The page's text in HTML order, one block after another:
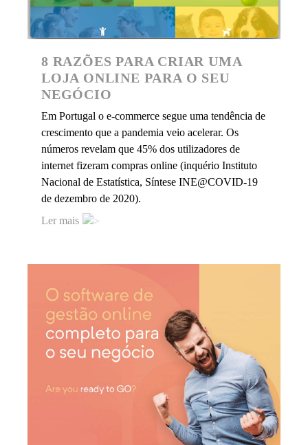
8 RAZÕES PARA CRIAR UMA
LOJA ONLINE PARA O SEU
NEGÓCIO
Em Portugal o e-commerce segue uma tendência de
crescimento que a pandemia veio acelerar. Os
números revelam que 45% dos utilizadores de
internet fizeram compras online (inquério Instituto
Nacional de Estatística, Síntese INE@COVID-19
de dezembro de 2020).
Ler mais